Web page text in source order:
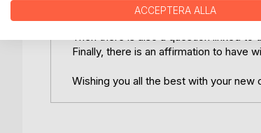
On each page, I have combined a
using the law of attraction.
Then there is also a question linked to
Finally, there is an affirmation to have
Wishing you all the best with your new
ACCEPTERA ALLA